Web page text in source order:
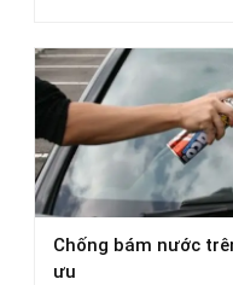
Dẫn
Chọn
Nước
Rửa
Xe
Phù
Chống bám nước
ưu